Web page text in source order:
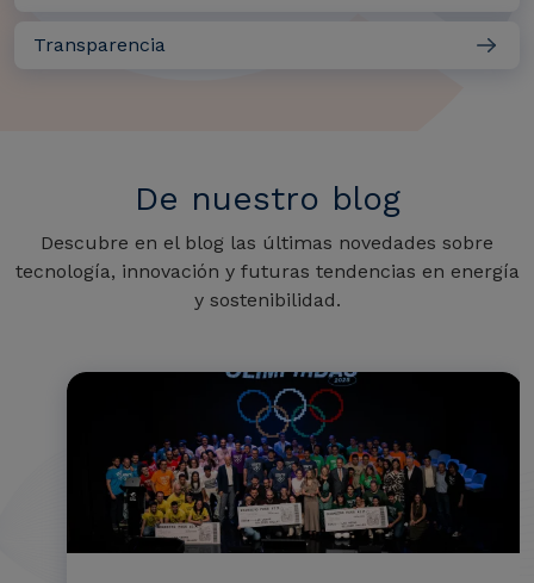
Transparencia
De nuestro blog
Descubre en el blog las últimas novedades sobre
tecnología, innovación y futuras tendencias en energía
y sostenibilidad.